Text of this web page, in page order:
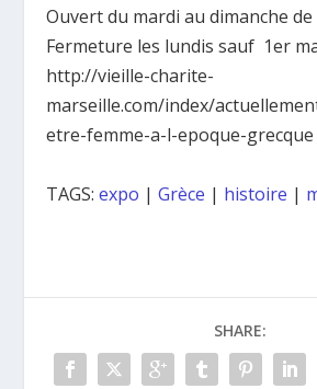
Ouvert du mardi au dimanche de
Fermeture les lundis sauf 1er
http://vieille-charite-
marseille.com/index/
etre-femme-a-l-epoque-grecque
TAGS:expo |Grèce | histoire |
SHARE: